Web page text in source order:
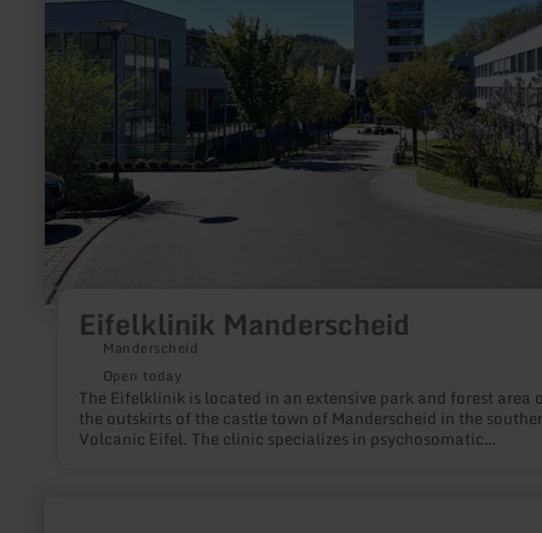
Eifelklinik Manderscheid
Manderscheid
Open today
The Eifelklinik is located in an extensive park and forest area
the outskirts of the castle town of Manderscheid in the
Volcanic Eifel. The clinic specializes in psychosomatic